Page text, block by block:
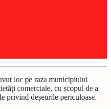
loc pe raza municipiului
comerciale, cu scopul de a
privind deșeurile periculoase.